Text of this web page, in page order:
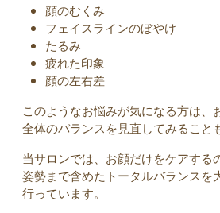
顔のむくみ
フェイスラインのぼやけ
たるみ
疲れた印象
顔の左右差
このようなお悩みが気になる方は、
全体のバランスを見直してみること
当サロンでは、お顔だけをケアする
姿勢まで含めたトータルバランスを
行っています。